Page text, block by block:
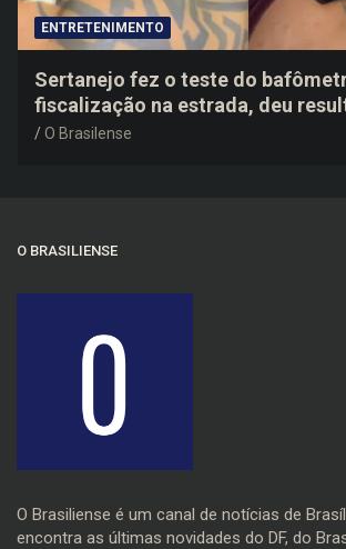
ENTRETENIMENTO
Sertanejo fez o teste do
fiscalização na estrada, deu
negativo e elogiou o trabalho dos
O Brasilense
O BRASILIENSE
O Brasiliense é um canal de notícias de
encontra as últimas novidades do DF, do